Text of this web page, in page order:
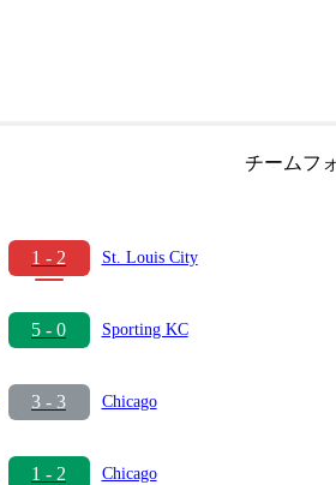
チームフ
1 - 2 St. Louis City
5 - 0 Sporting KC
3 - 3 Chicago
1 - 2 Chicago